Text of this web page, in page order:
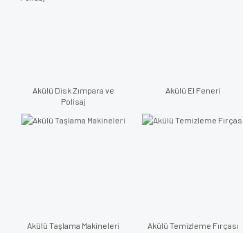
Akülü Disk Zımpara ve
Polisaj
Akülü El Feneri
Akülü Taşlama Makineleri Akülü Temizleme Fırçası